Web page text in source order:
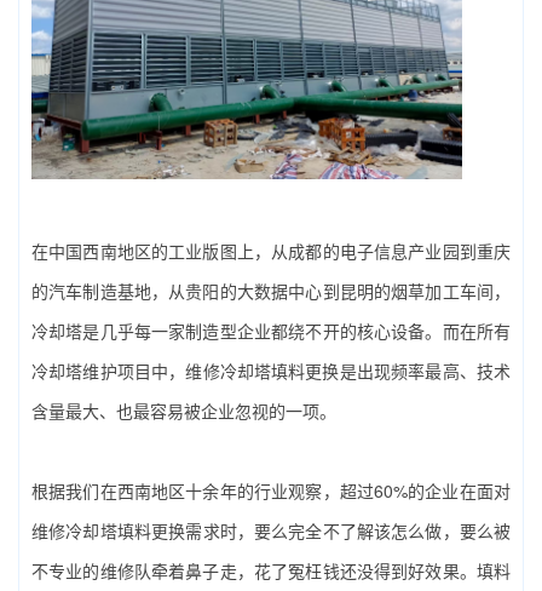
在中国西南地区的工业版图上，从成都的电子信息产业园到重庆
的汽车制造基地，从贵阳的大数据中心到昆明的烟草加工车间，
冷却塔是几乎每一家制造型企业都绕不开的核心设备。而在所有
冷却塔维护项目中，‌维修冷却塔填料更换‌是出现频率最高、技术
含量最大、也最容易被企业忽视的一项。
根据我们在西南地区十余年的行业观察，超过60%的企业在面对‌
维修冷却塔填料更换‌需求时，要么完全不了解该怎么做，要么被
不专业的维修队牵着鼻子走，花了冤枉钱还没得到好效果。填料